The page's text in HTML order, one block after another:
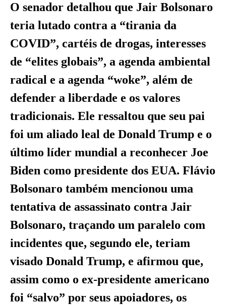
O senador detalhou que Jair Bolsonaro
teria lutado contra a “tirania da
COVID”, cartéis de drogas, interesses
de “elites globais”, a agenda ambiental
radical e a agenda “woke”, além de
defender a liberdade e os valores
tradicionais. Ele ressaltou que seu pai
foi um aliado leal de Donald Trump e o
último líder mundial a reconhecer Joe
Biden como presidente dos EUA. Flávio
Bolsonaro também mencionou uma
tentativa de assassinato contra Jair
Bolsonaro, traçando um paralelo com
incidentes que, segundo ele, teriam
visado Donald Trump, e afirmou que,
assim como o ex-presidente americano
foi “salvo” por seus apoiadores, os